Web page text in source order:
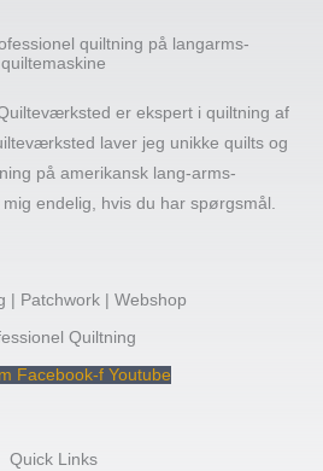
quiltning på langarms-
quiltemaskine
er ekspert i quiltning af
laver jeg unikke quilts og
på amerikansk lang-arms-
endelig, hvis du har spørgsmål.
Quiltning
Facebook-f Youtube
Quick Links